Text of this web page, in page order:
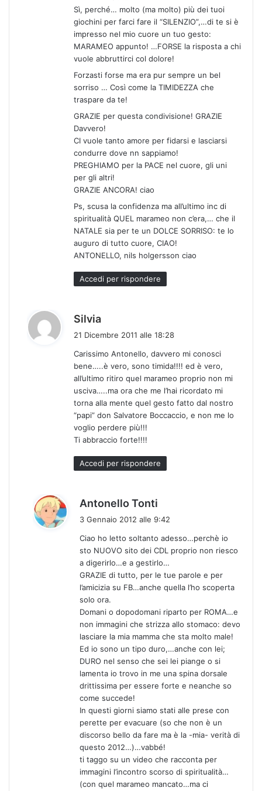
t
Sì, perché… molto (ma molto) più dei tuoi
giochini per farci fare il “SILENZIO”,…di te si è
impresso nel mio cuore un tuo gesto:
MARAMEO appunto! …FORSE la risposta a chi
vuole abbruttirci col dolore!
Forzasti forse ma era pur sempre un bel
sorriso … Così come la TIMIDEZZA che
traspare da te!
GRAZIE per questa condivisione! GRAZIE
Davvero!
CI vuole tanto amore per fidarsi e lasciarsi
condurre dove nn sappiamo!
PREGHIAMO per la PACE nel cuore, gli uni
per gli altri!
GRAZIE ANCORA! ciao
Ps, scusa la confidenza ma all’ultimo inc di
spiritualità QUEL marameo non c’era,… che il
NATALE sia per te un DOLCE SORRISO: te lo
auguro di tutto cuore, CIAO!
ANTONELLO, nils holgersson ciao
Accedi per rispondere
Silvia
e
t
t
21 Dicembre 2011 alle 18:28
Carissimo Antonello, davvero mi conosci
bene…..è vero, sono timida!!!! ed è vero,
all’ultimo ritiro quel marameo proprio non mi
usciva…..ma ora che me l’hai ricordato mi
torna alla mente quel gesto fatto dal nostro
“papi” don Salvatore Boccaccio, e non me lo
voglio perdere più!!!
Ti abbraccio forte!!!!
Accedi per rispondere
Antonello Tonti
e
t
t
3 Gennaio 2012 alle 9:42
Ciao ho letto soltanto adesso…perchè io
sto NUOVO sito dei CDL proprio non riesco
a digerirlo…e a gestirlo…
GRAZIE di tutto, per le tue parole e per
l’amicizia su FB…anche quella l’ho scoperta
solo ora.
Domani o dopodomani riparto per ROMA…e
non immagini che strizza allo stomaco: devo
lasciare la mia mamma che sta molto male!
Ed io sono un tipo duro,…anche con lei;
DURO nel senso che sei lei piange o si
lamenta io trovo in me una spina dorsale
drittissima per essere forte e neanche so
come succede!
In questi giorni siamo stati alle prese con
perette per evacuare (so che non è un
discorso bello da fare ma è la -mia- verità di
questo 2012…)…vabbé!
ti taggo su un video che racconta per
immagini l’incontro scorso di spiritualità…
(con quel marameo mancato…ma ci